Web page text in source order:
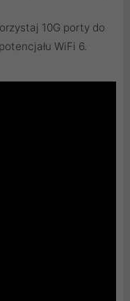
10G porty do
WiFi 6.